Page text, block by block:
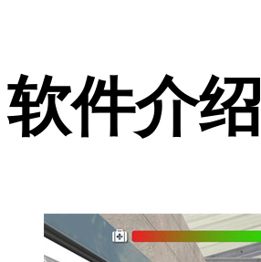
软件介绍